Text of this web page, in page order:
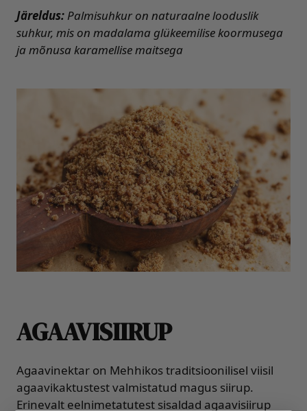
Järeldus: Palmisuhkur on naturaalne looduslik
suhkur, mis on madalama glükeemilise koormusega
ja mõnusa karamellise maitsega
AGAAVISIIRUP
Agaavinektar on Mehhikos traditsioonilisel viisil
agaavikaktustest valmistatud magus siirup.
Erinevalt eelnimetatutest sisaldad agaavisiirup